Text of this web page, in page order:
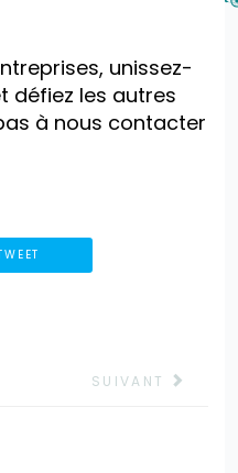
unissez-
défiez les autres
à nous contacter
DE NOTRE
ARTICLE
SUIVANT